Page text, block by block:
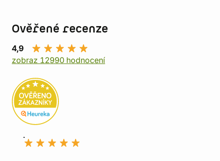
Ověřené recenze
4,9
zobraz 12990 hodnocení